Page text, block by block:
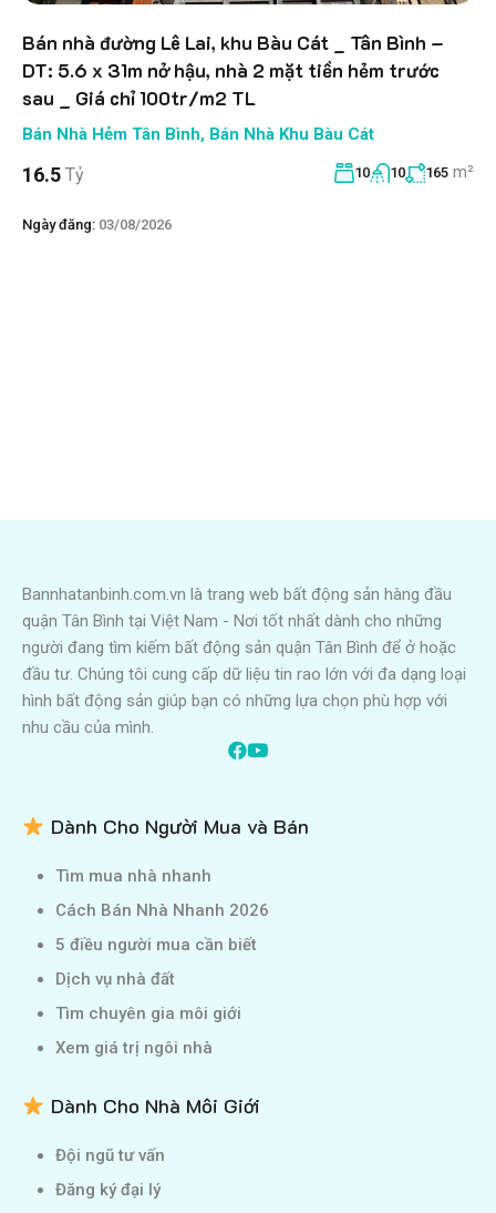
Bán nhà đường Lê Lai, khu Bàu Cát _ Tân Bình –
DT: 5.6 x 31m nở hậu, nhà 2 mặt tiền hẻm trước
sau _ Giá chỉ 100tr/m2 TL
Bán Nhà Hẻm Tân Bình, Bán Nhà Khu Bàu Cát
16.5 Tỷ 10 10 165 m²
Ngày đăng: 03/08/2026
Bannhatanbinh.com.vn là trang web bất động sản hàng đầu
quận Tân Bình tại Việt Nam - Nơi tốt nhất dành cho những
người đang tìm kiếm bất động sản quận Tân Bình để ở hoặc
đầu tư. Chúng tôi cung cấp dữ liệu tin rao lớn với đa dạng loại
hình bất động sản giúp bạn có những lựa chọn phù hợp với
nhu cầu của mình.
Dành Cho Người Mua và Bán
Tìm mua nhà nhanh
Cách Bán Nhà Nhanh 2026
5 điều người mua cần biết
Dịch vụ nhà đất
Tìm chuyên gia môi giới
Xem giá trị ngôi nhà
Dành Cho Nhà Môi Giới
Đội ngũ tư vấn
Đăng ký đại lý